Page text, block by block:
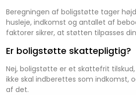
Beregningen af boligstøtte tager
husleje, indkomst og antallet af
faktorer sikrer, at støtten tilpasses
Er boligstøtte skattepligtig?
Nej, boligstøtte er et skattefrit
ikke skal indberettes som indkomst,
af det.